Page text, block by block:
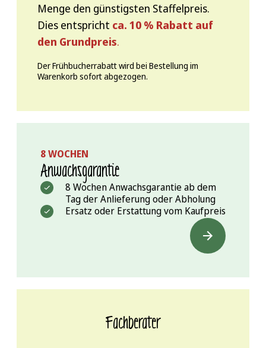
Menge den günstigsten Staffelpreis.
Dies entspricht ca. 10 % Rabatt auf
den Grundpreis.
Der Frühbucherrabatt wird bei Bestellung im
Warenkorb sofort abgezogen.
8 WOCHEN
Anwachs­garantie
8 Wochen Anwachsgarantie ab dem
Tag der Anlieferung oder Abholung
Ersatz oder Erstattung vom Kaufpreis
Fachberater